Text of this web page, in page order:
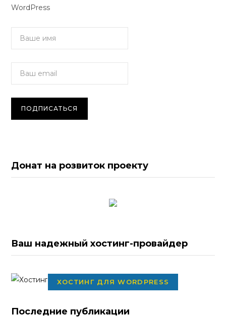
WordPress
Донат на розвиток проекту
Ваш надежный хостинг-провайдер
ХОСТИНГ ДЛЯ WORDPRESS
Последние публикации